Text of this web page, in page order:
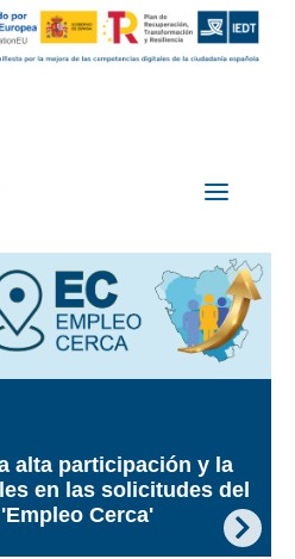
PRESENTACIÓN
"EDAD DIGITAL"
alta participación y la
en las solicitudes del
Cerca'